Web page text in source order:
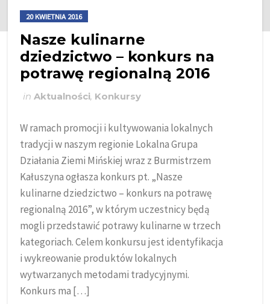
20 KWIETNIA 2016
Nasze kulinarne
dziedzictwo – konkurs na
potrawę regionalną 2016
inAktualności, Konkursy
W ramach promocji i kultywowania lokalnych
tradycji w naszym regionie Lokalna Grupa
Działania Ziemi Mińskiej wraz z Burmistrzem
Kałuszyna ogłasza konkurs pt. „Nasze
kulinarne dziedzictwo – konkurs na potrawę
regionalną 2016”, w którym uczestnicy będą
mogli przedstawić potrawy kulinarne w trzech
kategoriach. Celem konkursu jest identyfikacja
i wykreowanie produktów lokalnych
wytwarzanych metodami tradycyjnymi.
Konkurs ma […]